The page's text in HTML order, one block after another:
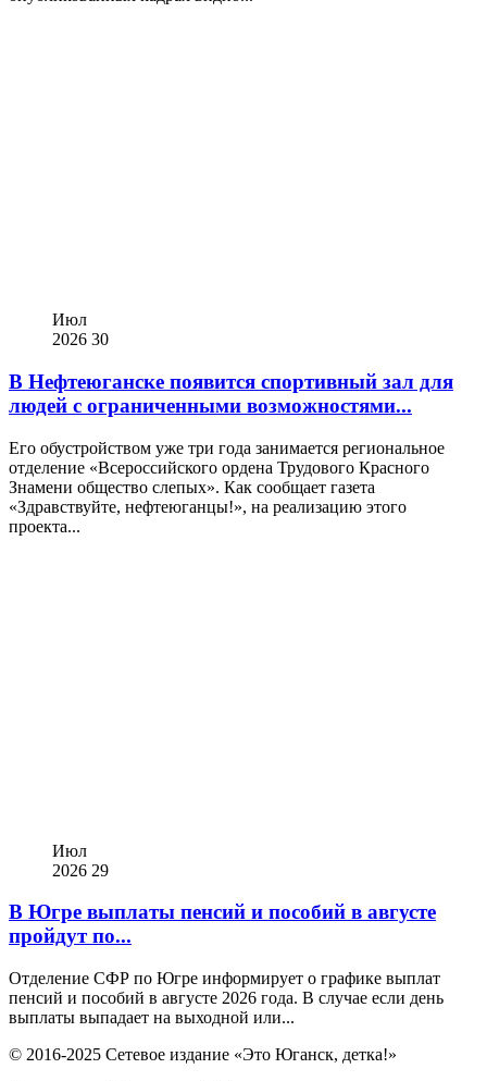
Июл
2026 30
В Нефтеюганске появится спортивный зал для
людей с ограниченными возможностями...
Его обустройством уже три года занимается региональное
отделение «Всероссийского ордена Трудового Красного
Знамени общество слепых». Как сообщает газета
«Здравствуйте, нефтеюганцы!», на реализацию этого
проекта...
Июл
2026 29
В Югре выплаты пенсий и пособий в августе
пройдут по...
Отделение СФР по Югре информирует о графике выплат
пенсий и пособий в августе 2026 года. В случае если день
выплаты выпадает на выходной или...
© 2016-2025 Сетевое издание «Это Юганск, детка!»